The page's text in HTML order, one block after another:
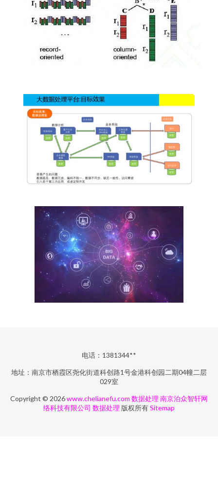
电话：1381344**
地址：南京市栖霞区尧化街道科创路1号金港科创园二期04幢二层
029室
Copyright © 2026www.chelianefu.com 数据处理 南京泊众智轩网
络科技有限公司 数据处理 版权所有Sitemap